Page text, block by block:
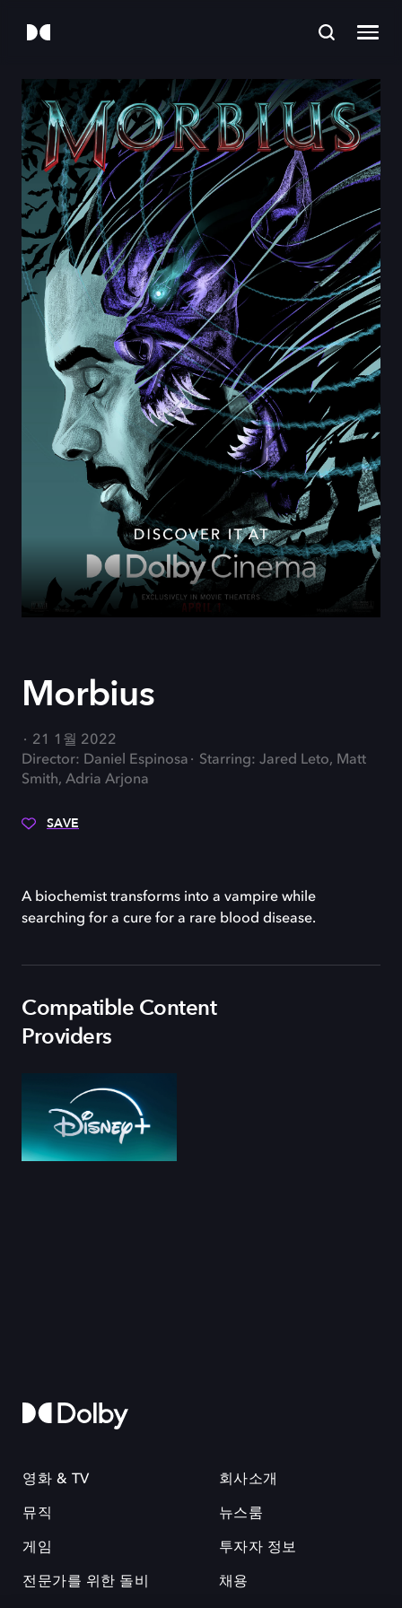
Morbius
21 1월 2022
Director: Daniel Espinosa
Starring: Jared Leto, Matt
Smith, Adria Arjona
SAVE
A biochemist transforms into a vampire while
searching for a cure for a rare blood disease.
Compatible Content
Providers
영화 & TV
뮤직
게임
전문가를 위한 돌비
회사소개
뉴스룸
투자자 정보
채용